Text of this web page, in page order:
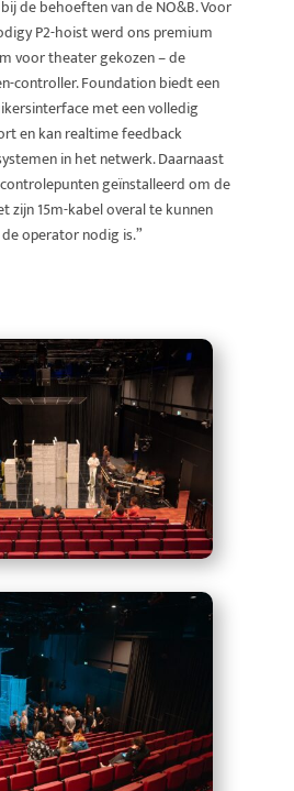
de behoeften van de NO&B. Voor
P2-hoist werd ons premium
voor theater gekozen – de
controller. Foundation biedt een
met een volledig
en kan realtime feedback
in het netwerk. Daarnaast
geïnstalleerd om de
zijn 15m-kabel overal te kunnen
operator nodig is.”